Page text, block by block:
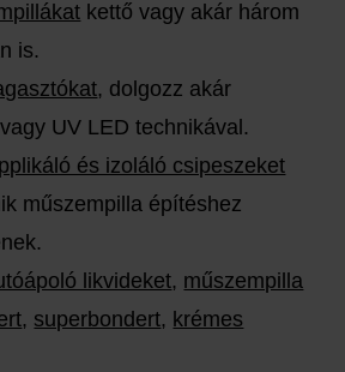
kettő vagy akár három
is.
, dolgozz akár
UV LED technikával.
és izoláló csipeszeket
műszempilla építéshez
likvideket, műszempilla
, superbondert, krémes